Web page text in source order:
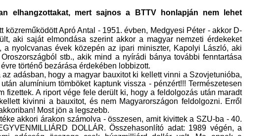
elhangzottakat, mert sajnos a BTTV honlapján nem lehet
közreműködött Apró Antal - 1951. évben, Medgyesi Péter - akkor D-
aki saját elmondása szerint akkor a magyar nemzeti érdekeket
a nyolcvanas évek közepén az ipari miniszter, Kapolyi László, aki
stb., akik mind a nyírádi bánya további fenntartása
történő bezárása érdekében lobbizott.
adásban, hogy a magyar bauxitot ki kellett vinni a Szovjetunióba,
alumínium tömböket kaptunk vissza - pénzért!!! Természetesen
fizettek. A riport vége fele derült ki, hogy a feldolgozás után maradt
kivinni a bauxitot, és nem Magyarországon feldolgozni. Erről
Most jön a legszebb.
akkori árakon számolva - összesen, amit kivittek a SZU-ba - 40.
DOLLÁR. Összehasonlító adat: 1989 végén, a